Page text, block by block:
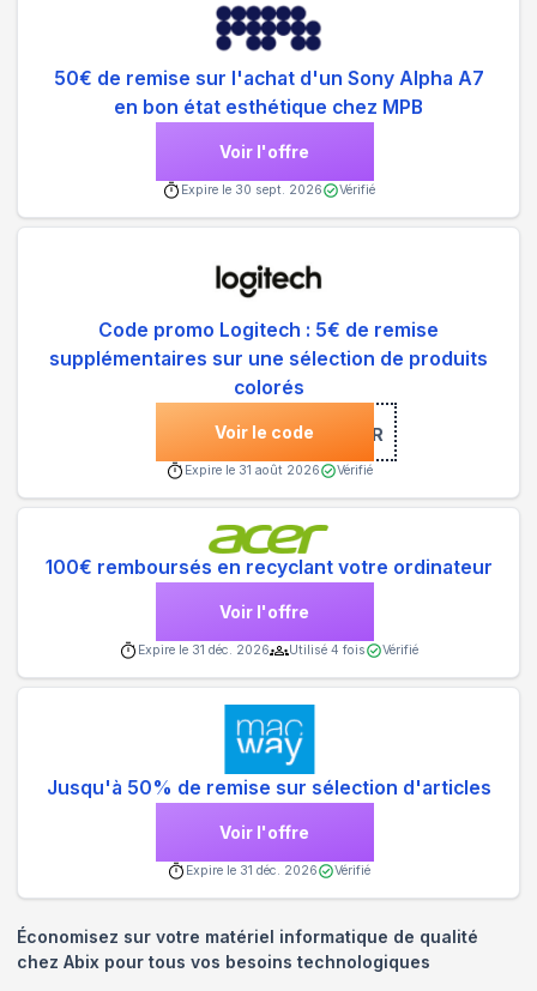
50€ de remise sur l'achat d'un Sony Alpha A7
en bon état esthétique chez MPB
Voir l'offre
Expire le 30 sept. 2026 Vérifié
Code promo Logitech : 5€ de remise
supplémentaires sur une sélection de produits
colorés
Voir le code***ICOLOR
Expire le 31 août 2026 Vérifié
100€ remboursés en recyclant votre ordinateur
Voir l'offre
Expire le 31 déc. 2026 Utilisé 4 fois Vérifié
Jusqu'à 50% de remise sur sélection d'articles
Voir l'offre
Expire le 31 déc. 2026 Vérifié
Économisez sur votre matériel informatique de qualité
chez Abix pour tous vos besoins technologiques